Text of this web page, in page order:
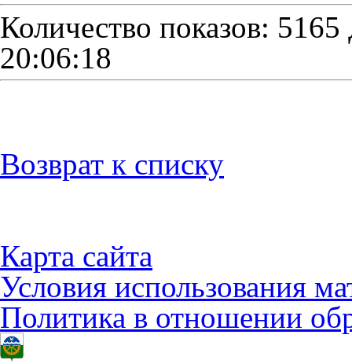
Количество показов: 5165
20:06:18
Возврат к списку
Карта сайта
Условия использования
Политика в отношении